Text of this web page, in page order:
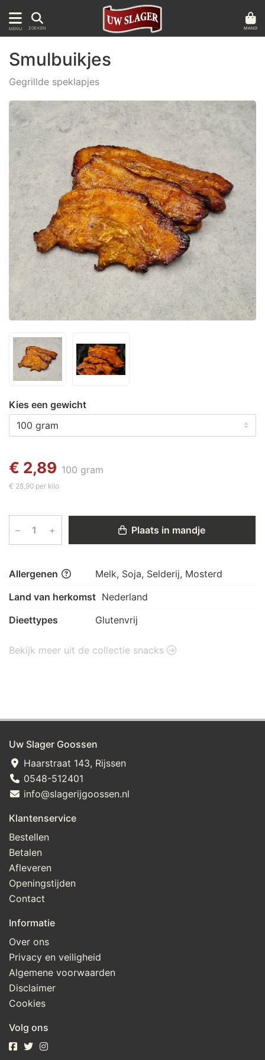
MENU ZOEKEN MAND
Smulbuikjes
Gegrillde speklapjes
Kies een gewicht
€ 2,89 100 gram
€ 28,90 per kilo
– + Plaats in mandje
Allergenen
Melk, Soja, Selderij, Mosterd
Land van herkomst Nederland
Dieettypes
Glutenvrij
Bekijk meer uit de collectie snacks
Uw Slager Goossen
Haarstraat 143, Rijssen
0548-512401
info@slagerijgoossen.nl
Klantenservice
Bestellen
Betalen
Afleveren
Openingstijden
Contact
Informatie
Over ons
Privacy en veiligheid
Algemene voorwaarden
Disclaimer
Cookies
Volg ons